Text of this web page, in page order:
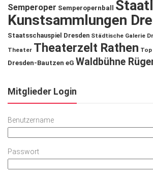
Semperoper Semperopernball
Kunstsammlungen
Staatsschauspiel Dresden Städtische Galerie
Theater Theaterzelt Rathen
Dresden-Bautzen eG Waldbühne
Mitglieder Login
Benutzername
Passwort